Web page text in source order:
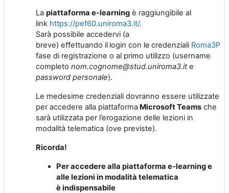
La piattaforma e-learning è raggiungibile al
link https://pef60.uniroma3.it/.
Sarà possibile accedervi (a
breve) effettuando il login con le credenziali
fase di registrazione o al primo utilizzo (username
completo nom.cognome@stud.uniroma3.ite
password personale).
Le medesime credenziali dovranno essere utilizzate
per accedere alla piattaforma Microsoft Teams che
sarà utilizzata per l’erogazione delle lezioni in
modalità telematica (ove previste).
Ricorda!
Per accedere alla piattaforma e-learning e
alle lezioni in modalità telematica
èindispensabile